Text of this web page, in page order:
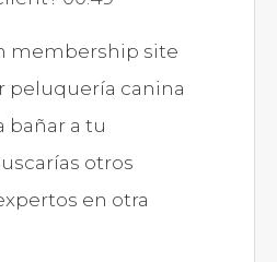
membership site
peluquería canina
bañar a tu
otros
en otra